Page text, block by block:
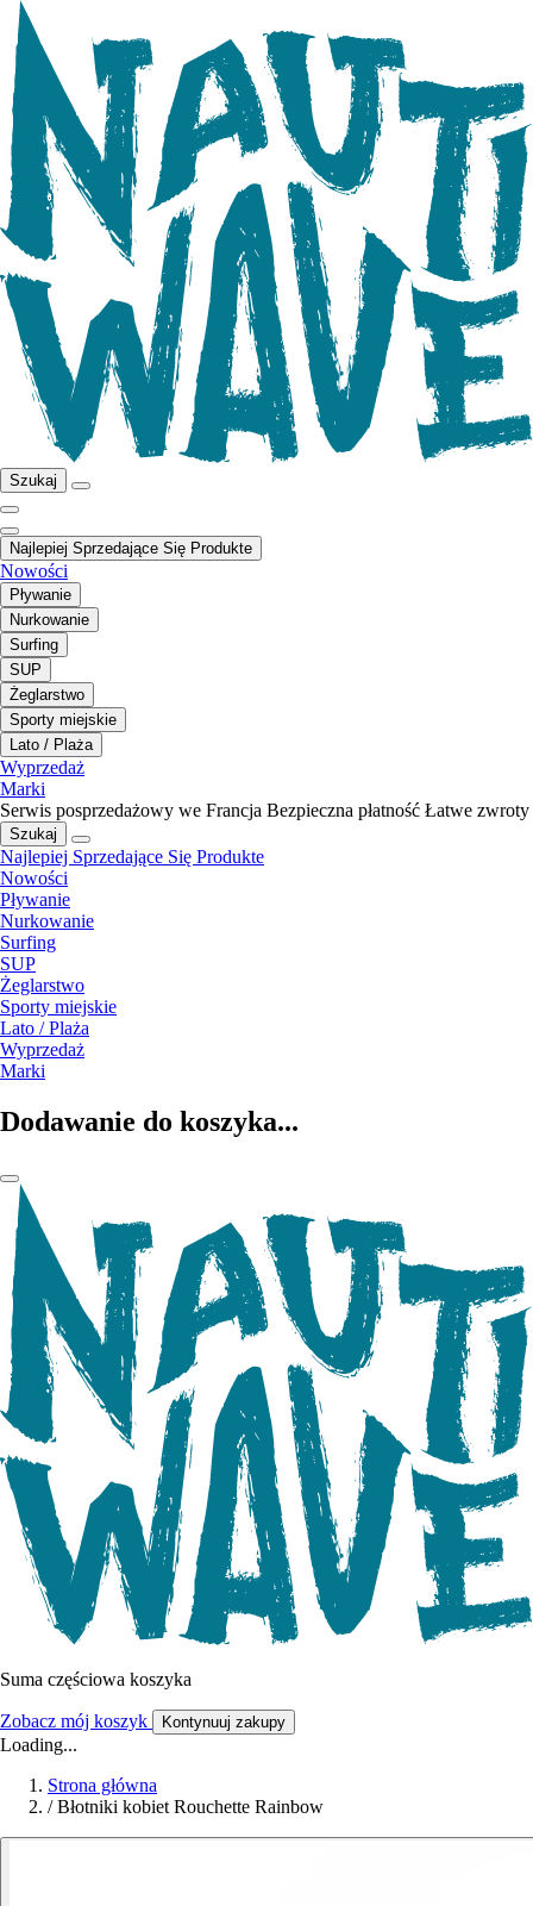
Szukaj
Najlepiej Sprzedające Się Produkte
Nowości
Pływanie
Nurkowanie
Surfing
SUP
Żeglarstwo
Sporty miejskie
Lato / Plaża
Wyprzedaż
Marki
Serwis posprzedażowy we Francja Bezpieczna płatność Łatwe zwroty
Szukaj
Najlepiej Sprzedające Się Produkte
Nowości
Pływanie
Nurkowanie
Surfing
SUP
Żeglarstwo
Sporty miejskie
Lato / Plaża
Wyprzedaż
Marki
Dodawanie do koszyka...
Suma częściowa koszyka
Zobacz mój koszyk Kontynuuj zakupy
Loading...
Strona główna
/ Błotniki kobiet Rouchette Rainbow